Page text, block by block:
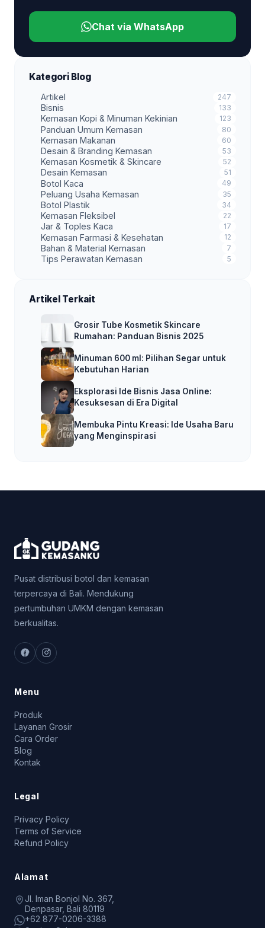
Chat via WhatsApp
Kategori Blog
Artikel 247
Bisnis 133
Kemasan Kopi & Minuman Kekinian 123
Panduan Umum Kemasan 80
Kemasan Makanan 60
Desain & Branding Kemasan 53
Kemasan Kosmetik & Skincare 52
Desain Kemasan 51
Botol Kaca 49
Peluang Usaha Kemasan 35
Botol Plastik 34
Kemasan Fleksibel 22
Jar & Toples Kaca 17
Kemasan Farmasi & Kesehatan 12
Bahan & Material Kemasan 7
Tips Perawatan Kemasan 5
Artikel Terkait
Grosir Tube Kosmetik Skincare
Rumahan: Panduan Bisnis 2025
Minuman 600 ml: Pilihan Segar untuk
Kebutuhan Harian
Eksplorasi Ide Bisnis Jasa Online:
Kesuksesan di Era Digital
Membuka Pintu Kreasi: Ide Usaha Baru
yang Menginspirasi
Pusat distribusi botol dan kemasan
terpercaya di Bali. Mendukung
pertumbuhan UMKM dengan kemasan
berkualitas.
Menu
Produk
Layanan Grosir
Cara Order
Blog
Kontak
Legal
Privacy Policy
Terms of Service
Refund Policy
Alamat
Jl. Iman Bonjol No. 367,
Denpasar, Bali 80119
+62 877-0206-3388